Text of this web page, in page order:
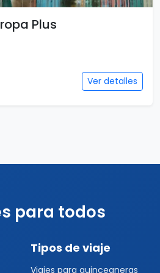
Plus
Ver detalles
para todos
Tipos de viaje
Viajes para quinceaneras